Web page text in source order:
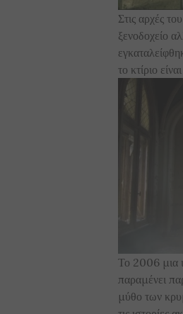
Στις αρχές
ξενοδοχείο
το κτίριο
Το 2006 μια
παραμένει
μύθο των